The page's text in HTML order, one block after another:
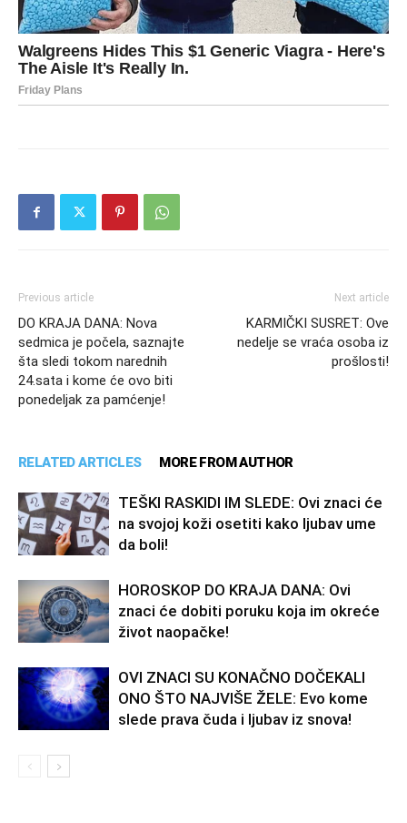
Previous article
DO KRAJA DANA: Nova
sedmica je počela, saznajte
šta sledi tokom narednih
24.sata i kome će ovo biti
ponedeljak za pamćenje!
Next article
KARMIČKI SUSRET: Ove
nedelje se vraća osoba iz
prošlosti!
RELATED ARTICLES MORE FROM AUTHOR
TEŠKI RASKIDI IM SLEDE: Ovi znaci će
na svojoj koži osetiti kako ljubav ume
da boli!
HOROSKOP DO KRAJA DANA: Ovi
znaci će dobiti poruku koja im okreće
život naopačke!
OVI ZNACI SU KONAČNO DOČEKALI
ONO ŠTO NAJVIŠE ŽELE: Evo kome
slede prava čuda i ljubav iz snova!